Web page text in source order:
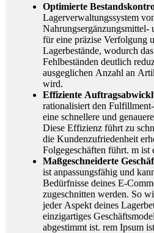
Optimierte
Lagerverwaltungssystem
für eine präzise Verfolgung
Lagerbestände, wodurch
Fehlbeständen deutlich
ausgeglichen Anzahl an
wird.
Effiziente
rationalisiert den
eine schnellere und
Diese Effizienz führt zu
die Kundenzufriedenheit
Folgegeschäften führt. m
Maßgeschneiderte
ist anpassungsfähig und
Bedürfnisse deines E-
zugeschnitten werden. So
jeder Aspekt deines
einzigartiges
abgestimmt ist. rem Ipsum